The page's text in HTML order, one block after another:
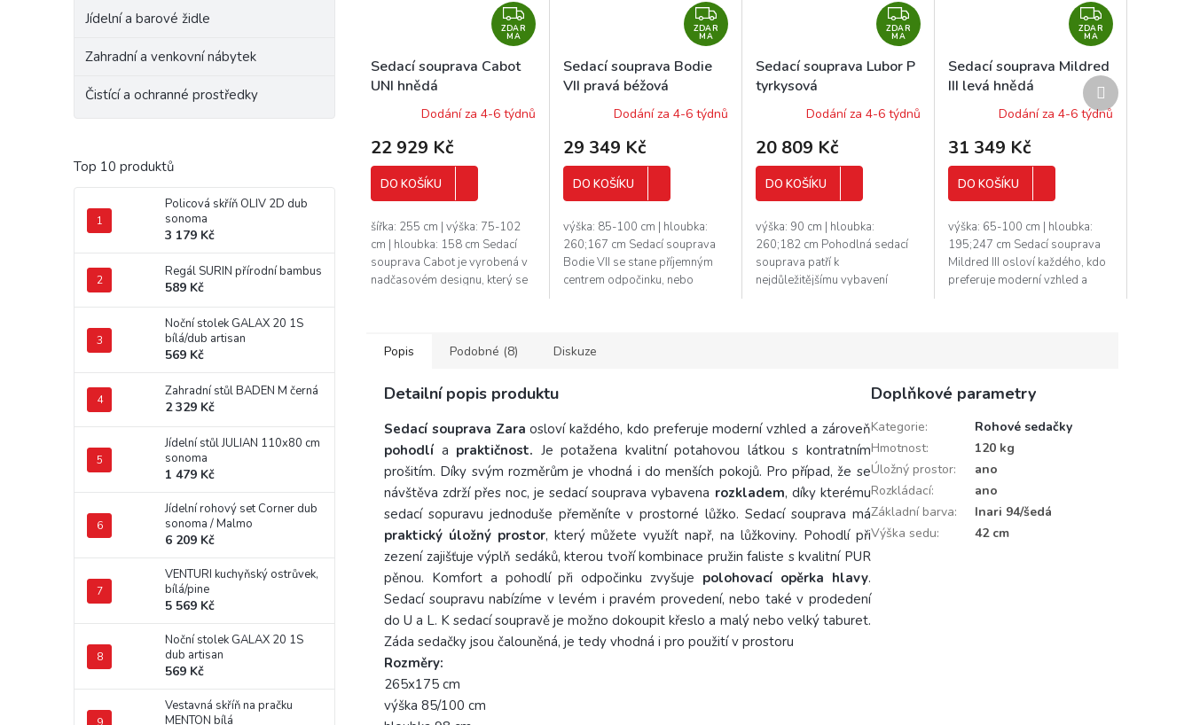
Jídelní a barové židle
Zahradní a venkovní nábytek
Čistící a ochranné prostředky
Top 10 produktů
Policová skříň OLIV 2D dub
sonoma
3 179 Kč
Regál SURIN přírodní bambus
589 Kč
Noční stolek GALAX 20 1S
bílá/dub artisan
569 Kč
Zahradní stůl BADEN M černá
2 329 Kč
Jídelní stůl JULIAN 110x80 cm
sonoma
1 479 Kč
Jídelní rohový set Corner dub
sonoma / Malmo
6 209 Kč
VENTURI kuchyňský ostrůvek,
bílá/pine
5 569 Kč
Noční stolek GALAX 20 1S
dub artisan
569 Kč
Vestavná skříň na pračku
MENTON bílá
Z
D
A
ZDAR
MA
Sedací souprava Cabot
UNI hnědá
Dodání za 4-6 týdnů
22 929 Kč
DO KOŠÍKU
šířka: 255 cm | výška: 75-102
cm | hloubka: 158 cm Sedací
souprava Cabot je vyrobená v
nadčasovém designu, který se
Z
D
A
ZDAR
MA
Sedací souprava Bodie
VII pravá béžová
Dodání za 4-6 týdnů
29 349 Kč
DO KOŠÍKU
výška: 85-100 cm | hloubka:
260;167 cm Sedací souprava
Bodie VII se stane příjemným
centrem odpočinku, nebo
Z
D
R
A
ZDAR
MA
Sedací souprava Lubor P
tyrkysová
Dodání za 4-6 týdnů
20 809 Kč
DO KOŠÍKU
výška: 90 cm | hloubka:
260;182 cm Pohodlná sedací
souprava patří k
nejdůležitějšímu vybavení
Z
D
R
M
A
ZDAR
MA
Sedací souprava Mildred
III levá hnědá
Dodání za 4-6 týdnů
31 349 Kč
DO KOŠÍKU
výška: 65-100 cm | hloubka:
195;247 cm Sedací souprava
Mildred III osloví každého, kdo
preferuje moderní vzhled a
Další
produkt
Popis Podobné (8) Diskuze
Detailní popis produktu
Sedací souprava Zara osloví každého, kdo preferuje moderní vzhled a zároveň
pohodlí a praktičnost. Je potažena kvalitní potahovou látkou s kontratním
prošitím. Díky svým rozměrům je vhodná i do menších pokojů. Pro případ, že se
návštěva zdrží přes noc, je sedací souprava vybavena rozkladem, díky kterému
sedací sopuravu jednoduše přeměníte v prostorné lůžko. Sedací souprava má
praktický úložný prostor, který můžete využít např, na lůžkoviny. Pohodlí při
zezení zajišťuje výplň sedáků, kterou tvoří kombinace pružin faliste s kvalitní PUR
pěnou. Komfort a pohodlí při odpočinku zvyšuje polohovací opěrka hlavy.
Sedací soupravu nabízíme v levém i pravém provedení, nebo také v prodedení
do U a L. K sedací soupravě je možno dokoupit křeslo a malý nebo velký taburet.
Záda sedačky jsou čalouněná, je tedy vhodná i pro použití v prostoru
Rozměry:
265x175 cm
výška 85/100 cm
Doplňkové parametry
Kategorie:
Rohové sedačky
Hmotnost:
120 kg
Úložný prostor:
ano
Rozkládací:
ano
Základní barva:
Inari 94/šedá
Výška sedu: 42 cm